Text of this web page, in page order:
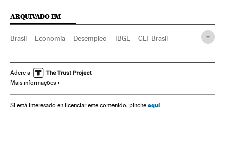
ARQUIVADO EM
Brasil Economía Desempleo IBGE CLT Brasil
América
Adere a
Mais informações
Si está interesado en licenciar este contenido, pinche aquí